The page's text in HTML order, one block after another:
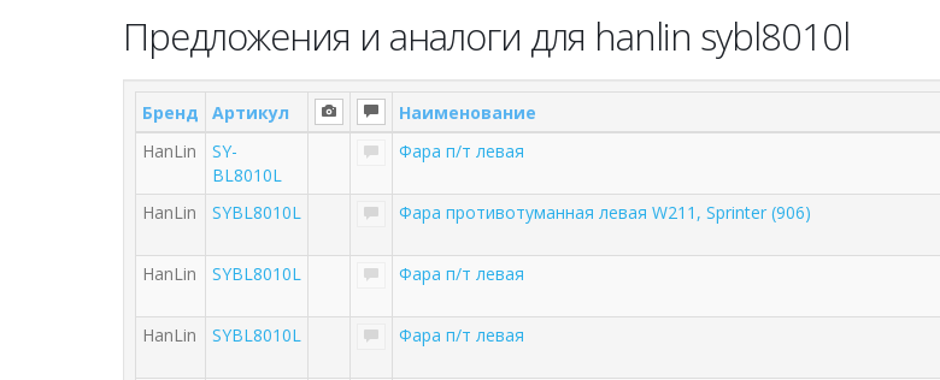
Предложения и аналоги для hanlin sybl8010l
Бренд Артикул Наименование
HanLin
SY-
BL8010L
Фара п/т левая
HanLin SYBL8010L Фара противотуманная левая W211, Sprinter (906)
HanLin SYBL8010L Фара п/т левая
HanLin SYBL8010L Фара п/т левая